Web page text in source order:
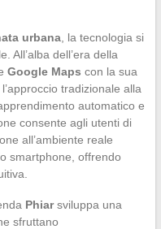
urbana, la tecnologia si
All’alba dell’era della
Google Maps con la sua
tradizionale alla
automatico e
consente agli utenti di
all’ambiente reale
smartphone, offrendo
Phiarsviluppa una
sfruttano